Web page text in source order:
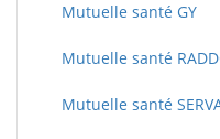
Mutuelle santé GY
Mutuelle santé
Mutuelle santé